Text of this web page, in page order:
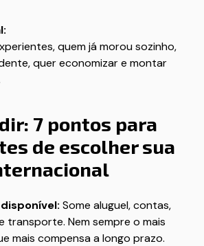
quem já morou sozinho,
quer economizar e montar
7 pontos para
de escolher sua
Some aluguel, contas,
transporte. Nem sempre o mais
mais compensa a longo prazo.